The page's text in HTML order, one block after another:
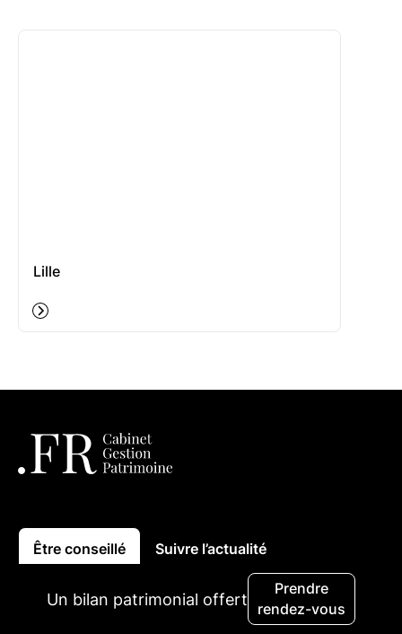
Lille
Être conseillé Suivre l’actualité
Un bilan patrimonial offert
Prendre
rendez-vous